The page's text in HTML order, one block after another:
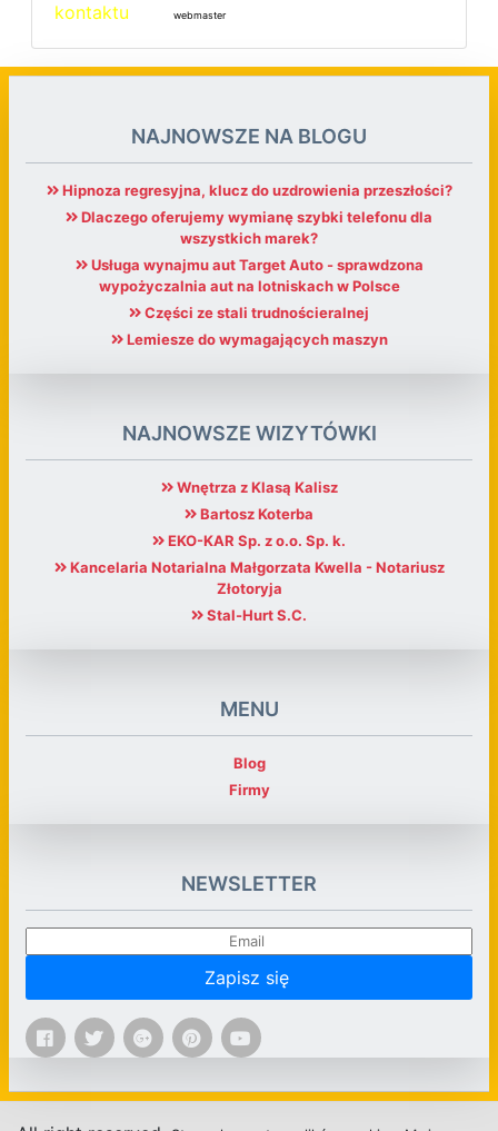
kontaktu
webmaster
NAJNOWSZE NA BLOGU
Hipnoza regresyjna, klucz do uzdrowienia przeszłości?
Dlaczego oferujemy wymianę szybki telefonu dla
wszystkich marek?
Usługa wynajmu aut Target Auto - sprawdzona
wypożyczalnia aut na lotniskach w Polsce
Części ze stali trudnościeralnej
Lemiesze do wymagających maszyn
NAJNOWSZE WIZYTÓWKI
Wnętrza z Klasą Kalisz
Bartosz Koterba
EKO-KAR Sp. z o.o. Sp. k.
Kancelaria Notarialna Małgorzata Kwella - Notariusz
Złotoryja
Stal-Hurt S.C.
MENU
Blog
Firmy
NEWSLETTER
Zapisz się